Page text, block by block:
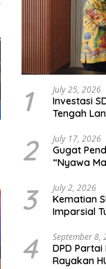
1 July 25, 2026
Investasi
Tengah
2 July 17, 2026
Gugat
“Nyawa
3 July 2, 2026
Kematian
Imparsial
4 September 8,
DPD
Rayakan